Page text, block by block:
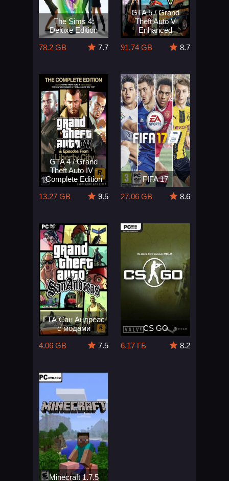
The Sims 4:
Deluxe Edition
78.2 GB
7.7
GTA 5 / Grand
Theft Auto V
Enhanced
91.74 GB
8.7
GTA 4 / Grand
Theft Auto IV -
Complete Edition
13.27 GB
9.5
FIFA 17
27.06 GB
8.6
ГТА Сан Андреас
с модами
4.06 GB
7.5
CS GO
6.17 ГБ
8.2
Minecraft 1.7.5